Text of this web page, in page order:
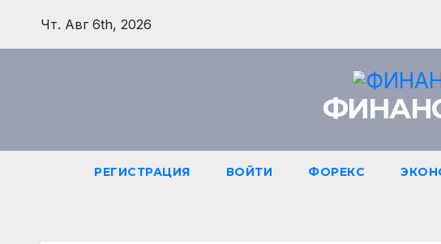
Чт. Авг 6th, 2026
РЕГИСТРАЦИЯ ВОЙТИ ФОРЕКС